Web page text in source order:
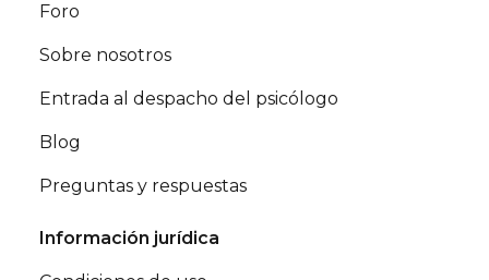
Foro
Sobre nosotros
Entrada al despacho del psicólogo
Blog
Preguntas y respuestas
Información jurídica